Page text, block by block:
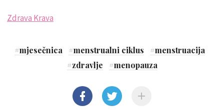
Zdrava Krava
#mjesečnica #menstrualni ciklus #menstruacija
#zdravlje #menopauza